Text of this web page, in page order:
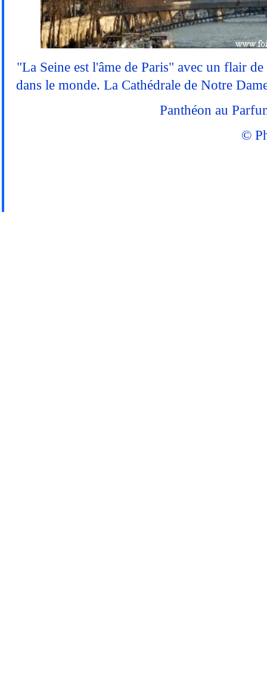
"La Seine est l'âme de Paris" avec un flair
dans le monde. La Cathédrale de Notre
Panthéon au
©